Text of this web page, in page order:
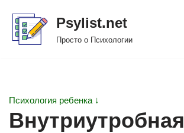
Перейти
Psylist.net
Просто о Психологии
Психология ребенка ↓
Внутриутробная